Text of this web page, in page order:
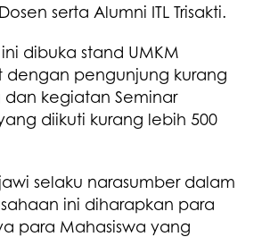
serta Alumni ITL Trisakti.
dibuka stand UMKM
dengan pengunjung kurang
dan kegiatan Seminar
diikuti kurang lebih 500
selaku narasumber dalam
ini diharapkan para
para Mahasiswa yang